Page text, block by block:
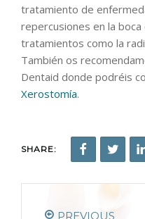
tratamiento de
repercusiones en la
tratamientos como la
También os
Dentaid donde podréis
Xerostomía.
SHARE:
PREVIOUS